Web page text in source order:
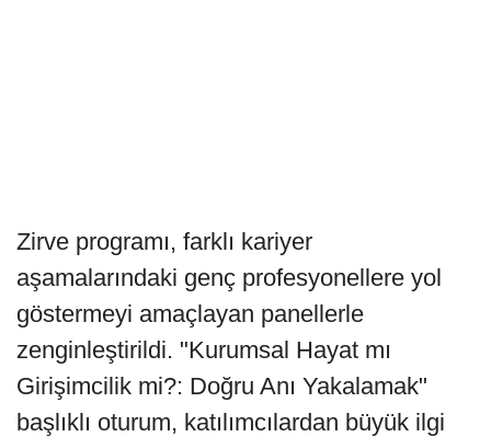
Zirve programı, farklı kariyer
aşamalarındaki genç profesyonellere yol
göstermeyi amaçlayan panellerle
zenginleştirildi. "Kurumsal Hayat mı
Girişimcilik mi?: Doğru Anı Yakalamak"
başlıklı oturum, katılımcılardan büyük ilgi